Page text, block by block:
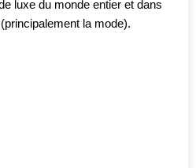
luxe du monde entier et dans
la mode).